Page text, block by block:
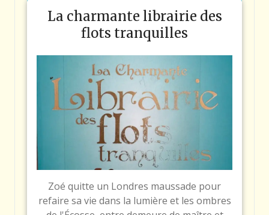
La charmante librairie des
flots tranquilles
Zoé quitte un Londres maussade pour
refaire sa vie dans la lumière et les ombres